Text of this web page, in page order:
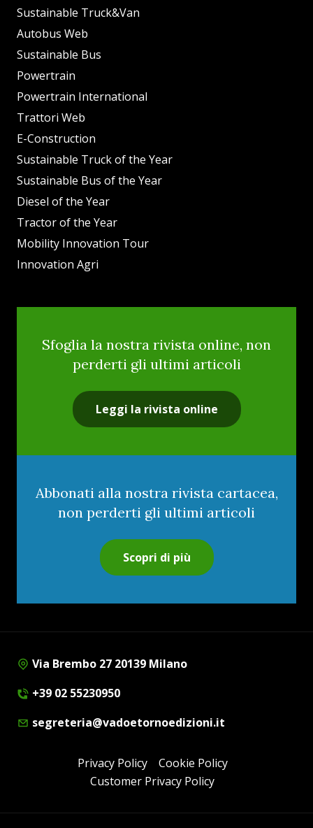
Sustainable Truck&Van
Autobus Web
Sustainable Bus
Powertrain
Powertrain International
Trattori Web
E-Construction
Sustainable Truck of the Year
Sustainable Bus of the Year
Diesel of the Year
Tractor of the Year
Mobility Innovation Tour
Innovation Agri
Sfoglia la nostra rivista online, non
perderti gli ultimi articoli
Leggi la rivista online
Abbonati alla nostra rivista cartacea,
non perderti gli ultimi articoli
Scopri di più
Via Brembo 27 20139 Milano
+39 02 55230950
segreteria@vadoetornoedizioni.it
Privacy Policy
Cookie Policy
Customer Privacy Policy